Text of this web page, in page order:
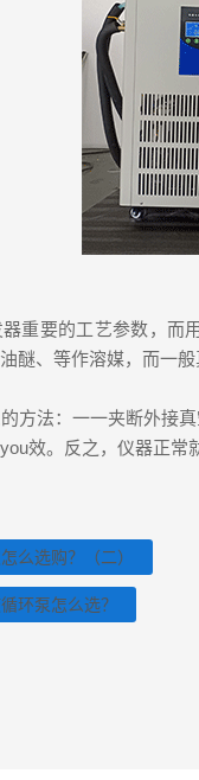
要的工艺参数，而用
醚、等作溶媒，而一
法：一一夹断外接真
效。反之，仪器正常
么选购？（二）
环泵怎么选？